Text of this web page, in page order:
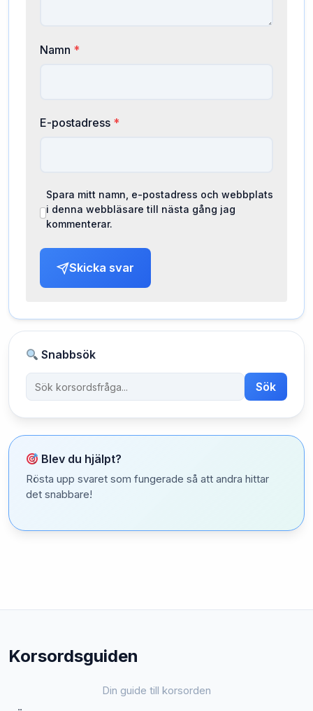
Namn *
E-postadress *
Spara mitt namn, e-postadress och webbplats
i denna webbläsare till nästa gång jag
kommenterar.
Skicka svar
Snabbsök
Sök
Blev du hjälpt?
Rösta upp svaret som fungerade så att andra hittar
det snabbare!
Korsordsguiden
Din guide till korsorden